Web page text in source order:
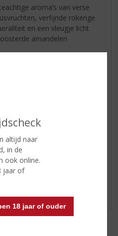
altijd naar
in de
ook online.
jaar of
18 jaar of ouder
aroma’s van verse
verfijnde rokerige
en een vleugje licht
amandelen